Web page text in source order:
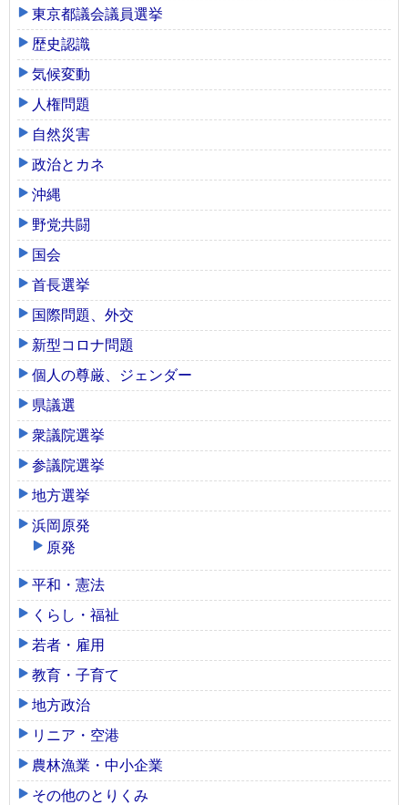
東京都議会議員選挙
歴史認識
気候変動
人権問題
自然災害
政治とカネ
沖縄
野党共闘
国会
首長選挙
国際問題、外交
新型コロナ問題
個人の尊厳、ジェンダー
県議選
衆議院選挙
参議院選挙
地方選挙
浜岡原発
原発
平和・憲法
くらし・福祉
若者・雇用
教育・子育て
地方政治
リニア・空港
農林漁業・中小企業
その他のとりくみ